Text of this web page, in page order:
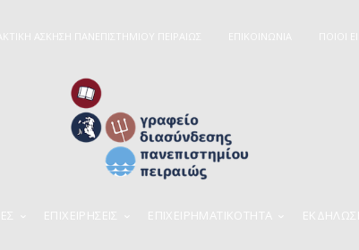
ΑΣΚΗΣΗ ΠΑΝΕΠΙΣΤΗΜΙΟΥ ΠΕΙΡΑΙΩΣ ΕΠΙΚΟΙΝΩΝΙΑ ΠΟΙΟΊ
ΕΠΙΧΕΙΡΉΣΕΙΣ ΕΠΙΧΕΙΡΗΜΑΤΙΚΌΤΗΤΑ